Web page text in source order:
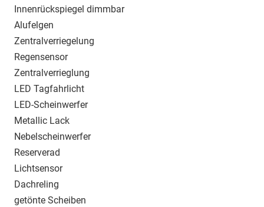
Innenrückspiegel dimmbar
Alufelgen
Zentralverriegelung
Regensensor
Zentralverrieglung
LED Tagfahrlicht
LED-Scheinwerfer
Metallic Lack
Nebelscheinwerfer
Reserverad
Lichtsensor
Dachreling
getönte Scheiben